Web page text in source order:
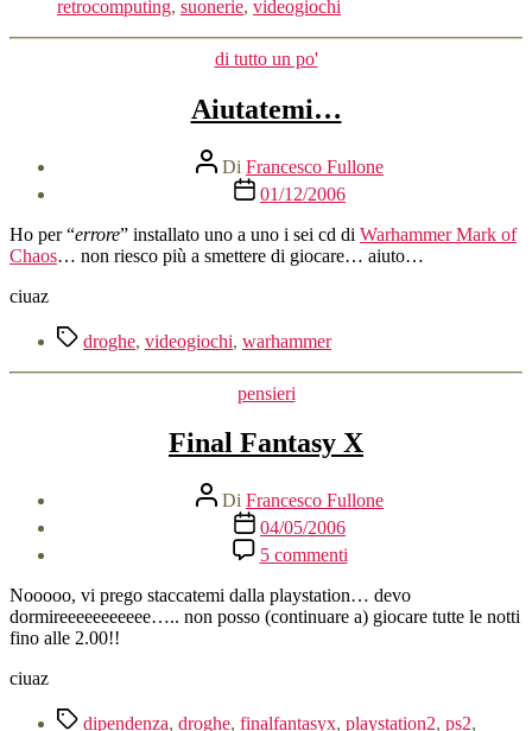
retrocomputing, suonerie, videogiochi
Categorie
di tutto un po'
Aiutatemi…
Autore
articolo
Di Francesco Fullone
Data
dell'articolo
01/12/2006
Ho per “errore” installato uno a uno i sei cd di Warhammer Mark of
Chaos… non riesco più a smettere di giocare… aiuto…
ciuaz
Tag droghe, videogiochi, warhammer
Categorie
pensieri
Final Fantasy X
Autore
articolo
Di Francesco Fullone
Data
dell'articolo
04/05/2006
5 commentisu
Final
Fantasy
X
Nooooo, vi prego staccatemi dalla playstation… devo
dormireeeeeeeeeee….. non posso (continuare a) giocare tutte le notti
fino alle 2.00!!
ciuaz
Tag dipendenza, droghe, finalfantasyx, playstation2, ps2,